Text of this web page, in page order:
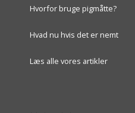
Hvorfor bruge pigmåtte?
Hvad nu hvis det er nemt
Læs alle vores artikler